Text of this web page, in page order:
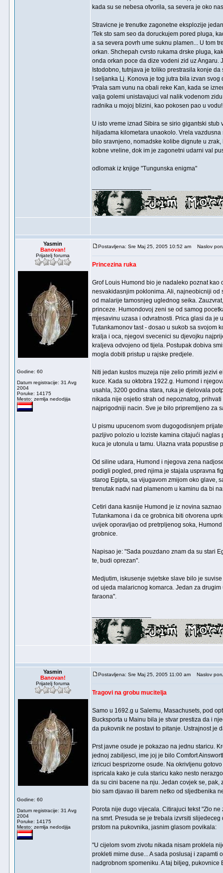
kada su se nebesa otvorila, sa severa je oko
Stravicne je trenutke zagonetne eksplozije
'Tek sto sam seo da doruckujem pored pluga,
a sa severa povrh ume suknu plamen... U tom
orkan. Shchepah cvrsto rukama drske pluga,
onda orkan poce da dize vodeni zid uz
Istodobno, tutnjava je toliko prestrasila konje
I seljanka Lj. Konova je tog jutra bila izvan svog
'Prala sam vunu na obali reke Kan, kada se
valja golemi unistavajuci val nalik vodenom
radnika u mojoj blizini, kao pokosen pao u
U isto vreme iznad Sibira se sirio gigantski
hiljadama kilometara unaokolo. Vrela
bilo sravnjeno, nomadske kolibe dignute u
kobne vreline, dok im je zagonetni udarni val
odlomak iz knjige "Tungunska enigma"
Yasmin
Banovan!
Prijatelj foruma
Godine: 60
Datum registracije: 31 Avg
2004
Poruke: 14175
Mesto: zemlja nedodjija
Postavljena: Sre Maj 25, 2005 10:52 am Naslov
Princezina ruka
Grof Louis Humond bio je nadaleko poznat
nesvakidasnjim poklonima. Ali, najneobicniji
od malarije tamosnjeg uglednog seika.
princeze. Humondovoj zeni se od samog
mjesavinu uzasa i odvratnosti. Prica glasi da je
Tutankamonov tast - dosao u sukob sa svojom
kralja i oca, njegovi svecenici su djevojku
kraljeva odvojeno od tijela. Postupak dobiva
mogla dobiti pristup u rajske predjele.
Niti jedan kustos muzeja nije zelio primiti jezivi
kuce. Kada su oktobra 1922.g. Humond i
usahla, 3200 godina stara, ruka je djelovala
nikada nije osjetio strah od nepoznatog,
najprigodniji nacin. Sve je bilo pripremljeno za
U pismu upucenom svom dugogodisnjem
pazljivo polozio u loziste kamina citajući
kuca je utonula u tamu. Ulazna vrata
Od siline udara, Humond i njegova zena
podigli pogled, pred njima je stajala uspravna
starog Egipta, sa vijugavom zmijom oko glave,
trenutak nadvi nad plamenom u kaminu da bi
Cetiri dana kasnije Humond je iz novina
Tutankamona i da ce grobnica biti otvorena
uvijek oporavljao od pretrpljenog soka,
grobnice.
Napisao je: "Sada pouzdano znam da su stari
te, budi oprezan".
Medjutim, iskusenje svjetske slave bilo je
od ujeda malaricnog komarca. Jedan za
faraona".
Yasmin
Banovan!
Prijatelj foruma
Godine: 60
Datum registracije: 31 Avg
2004
Poruke: 14175
Mesto: zemlja nedodjija
Postavljena: Sre Maj 25, 2005 11:00 am Naslov
Tragovi na grobu mucitelja
Samo u 1692.g u Salemu, Masachusets, pod
Bucksporta u Mainu bila je stvar prestiza da i
da pukovnik ne postavi to pitanje. Ustrajnost je
Prst javne osude je pokazao na jednu staricu.
jednoj zabiljesci, ime joj je bilo Comfort
izricuci besprizorne osude. Na okrivljenu
ispricala kako je cula staricu kako nesto
da su cini bacene na nju. Jedan covjek se,
bio sam djavao ili barem netko od sljedbenika
Porota nije dugo vijecala. Citirajuci tekst "Zlo
na smrt. Presuda se je trebala izvrsiti
prstom na pukovnika, jasnim glasom povikala:
"U cijelom svom zivotu nikada nisam proklela
prokleti mirne duse... A sada poslusaj i zapamti
nadgrobnom spomeniku. A taj biljeg,